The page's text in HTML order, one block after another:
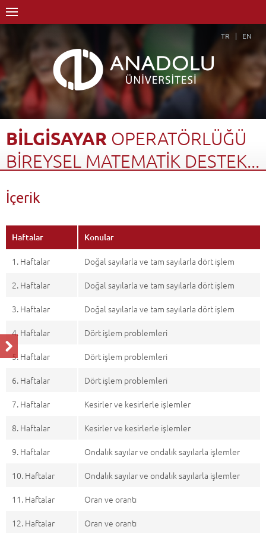
TR EN
BİLGİSAYAR OPERATÖRLÜĞÜ
BİREYSEL MATEMATİK DESTEK...
Engelliler Entegre Yüksekokulu
İçerik
Haftalar Konular
1. Haftalar
Doğal sayılarla ve tam sayılarla dört işlem
2. Haftalar
Doğal sayılarla ve tam sayılarla dört işlem
3. Haftalar
Doğal sayılarla ve tam sayılarla dört işlem
4. Haftalar
Dört işlem problemleri
5. Haftalar
Dört işlem problemleri
6. Haftalar
Dört işlem problemleri
7. Haftalar
Kesirler ve kesirlerle işlemler
8. Haftalar
Kesirler ve kesirlerle işlemler
9. Haftalar
Ondalık sayılar ve ondalık sayılarla işlemler
10. Haftalar
Ondalık sayılar ve ondalık sayılarla işlemler
11. Haftalar
Oran ve orantı
12. Haftalar
Oran ve orantı